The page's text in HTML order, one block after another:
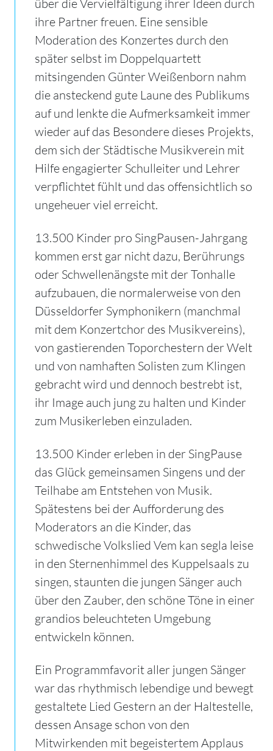
über die Vervielfältigung ihrer Ideen durch
ihre Partner freuen. Eine sensible
Moderation des Konzertes durch den
später selbst im Doppelquartett
mitsingenden Günter Weißenborn nahm
die ansteckend gute Laune des Publikums
auf und lenkte die Aufmerksamkeit immer
wieder auf das Besondere dieses Projekts,
dem sich der Städtische Musikverein mit
Hilfe engagierter Schulleiter und Lehrer
verpflichtet fühlt und das offensichtlich so
ungeheuer viel erreicht.
13.500 Kinder pro SingPausen-Jahrgang
kommen erst gar nicht dazu, Berührungs
oder Schwellenängste mit der Tonhalle
aufzubauen, die normalerweise von den
Düsseldorfer Symphonikern (manchmal
mit dem Konzertchor des Musikvereins),
von gastierenden Toporchestern der Welt
und von namhaften Solisten zum Klingen
gebracht wird und dennoch bestrebt ist,
ihr Image auch jung zu halten und Kinder
zum Musikerleben einzuladen.
13.500 Kinder erleben in der SingPause
das Glück gemeinsamen Singens und der
Teilhabe am Entstehen von Musik.
Spätestens bei der Aufforderung des
Moderators an die Kinder, das
schwedische Volkslied Vem kan segla leise
in den Sternenhimmel des Kuppelsaals zu
singen, staunten die jungen Sänger auch
über den Zauber, den schöne Töne in einer
grandios beleuchteten Umgebung
entwickeln können.
Ein Programmfavorit aller jungen Sänger
war das rhythmisch lebendige und bewegt
gestaltete Lied Gestern an der Haltestelle,
dessen Ansage schon von den
Mitwirkenden mit begeistertem Applaus